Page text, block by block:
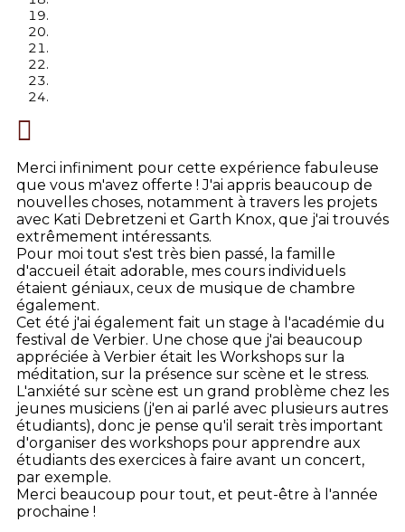
Merci infiniment pour cette expérience fabuleuse
que vous m'avez offerte ! J'ai appris beaucoup de
nouvelles choses, notamment à travers les projets
avec Kati Debretzeni et Garth Knox, que j'ai trouvés
extrêmement intéressants.
Pour moi tout s'est très bien passé, la famille
d'accueil était adorable, mes cours individuels
étaient géniaux, ceux de musique de chambre
également.
Cet été j'ai également fait un stage à l'académie du
festival de Verbier. Une chose que j'ai beaucoup
appréciée à Verbier était les Workshops sur la
méditation, sur la présence sur scène et le stress.
L'anxiété sur scène est un grand problème chez les
jeunes musiciens (j'en ai parlé avec plusieurs autres
étudiants), donc je pense qu'il serait très important
d'organiser des workshops pour apprendre aux
étudiants des exercices à faire avant un concert,
par exemple.
Merci beaucoup pour tout, et peut-être à l'année
prochaine !